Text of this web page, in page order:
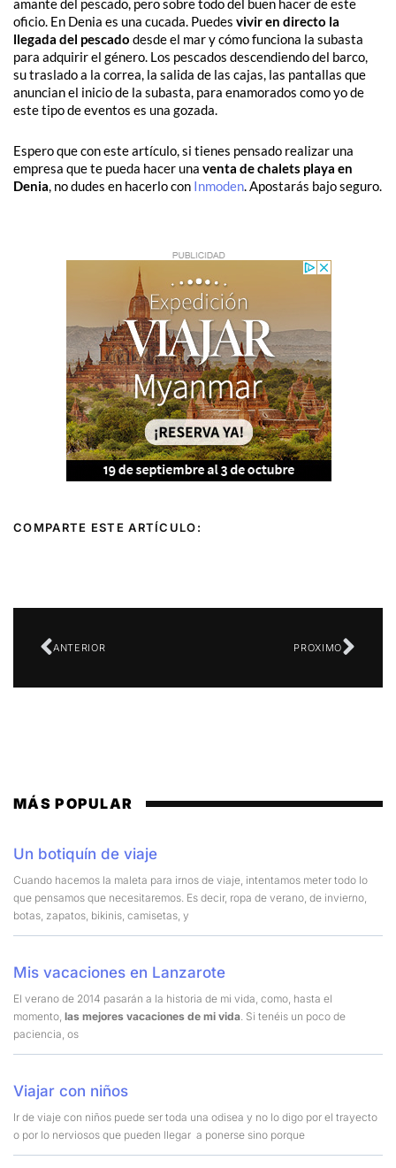
amante del pescado, pero sobre todo del buen hacer de este
oficio. En Denia es una cucada. Puedes vivir en directo la
llegada del pescado desde el mar y cómo funciona la subasta
para adquirir el género. Los pescados descendiendo del barco,
su traslado a la correa, la salida de las cajas, las pantallas que
anuncian el inicio de la subasta, para enamorados como yo de
este tipo de eventos es una gozada.
Espero que con este artículo, si tienes pensado realizar una
empresa que te pueda hacer una venta de chalets playa en
Denia, no dudes en hacerlo con Inmoden. Apostarás bajo seguro.
COMPARTE ESTE ARTÍCULO:
ANTERIOR PROXIMO
MÁS POPULAR
Un botiquín de viaje
Cuando hacemos la maleta para irnos de viaje, intentamos meter todo lo
que pensamos que necesitaremos. Es decir, ropa de verano, de invierno,
botas, zapatos, bikinis, camisetas, y
Mis vacaciones en Lanzarote
El verano de 2014 pasarán a la historia de mi vida, como, hasta el
momento, las mejores vacaciones de mi vida. Si tenéis un poco de
paciencia, os
Viajar con niños
Ir de viaje con niños puede ser toda una odisea y no lo digo por el trayecto
o por lo nerviosos que pueden llegar a ponerse sino porque